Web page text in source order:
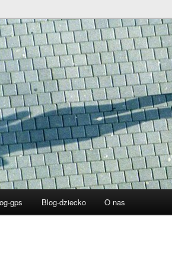
Gold Partner
testy i recenzje. Poczytasz o zegarkach
GPS i samochodowych.
gps Blog-dziecko O nas